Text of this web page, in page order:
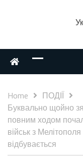
Home
ПОДІЇ
Буквально щойно
повним ходом
військ з
відбувається